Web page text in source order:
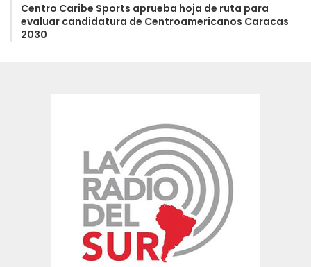
Centro Caribe Sports aprueba hoja de ruta para
evaluar candidatura de Centroamericanos Caracas
2030